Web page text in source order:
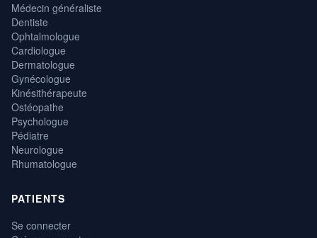
Médecin généraliste
Dentiste
Ophtalmologue
Cardiologue
Dermatologue
Gynécologue
Kinésithérapeute
Ostéopathe
Psychologue
Pédiatre
Neurologue
Rhumatologue
PATIENTS
Se connecter